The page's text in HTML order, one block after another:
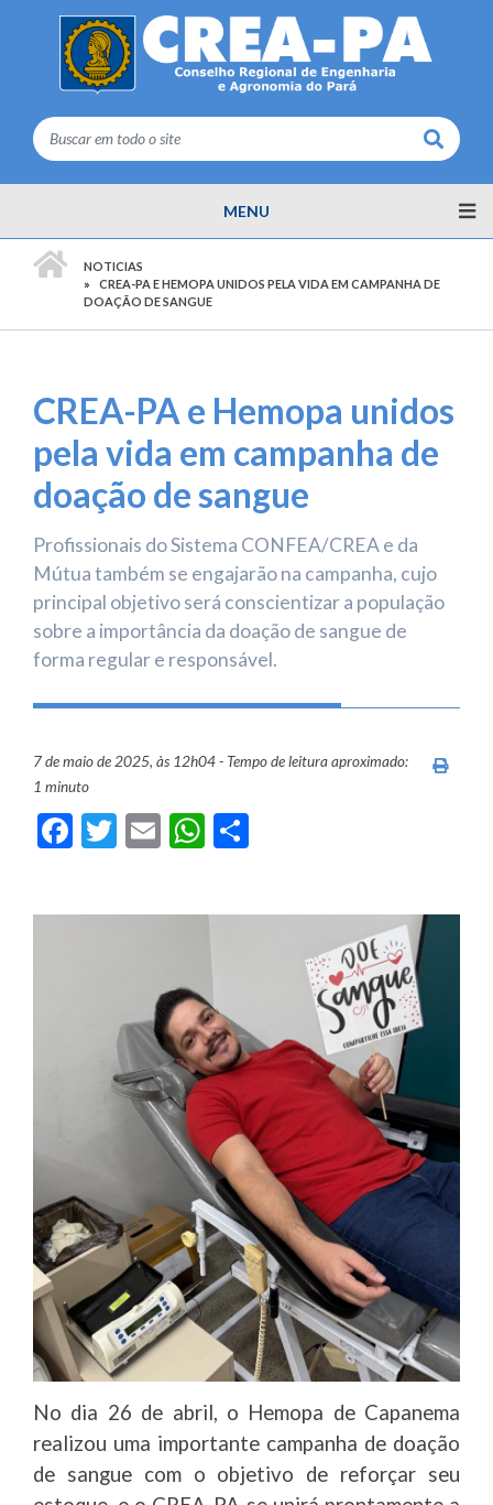
Buscar
MENU
NOTICIAS
CREA-PA E HEMOPA UNIDOS PELA VIDA EM CAMPANHA DE
DOAÇÃO DE SANGUE
CREA-PA e Hemopa unidos
pela vida em campanha de
doação de sangue
Profissionais do Sistema CONFEA/CREA e da
Mútua também se engajarão na campanha, cujo
principal objetivo será conscientizar a população
sobre a importância da doação de sangue de
forma regular e responsável.
7 de maio de 2025, às 12h04 - Tempo de leitura aproximado:
1 minuto
Facebook
Twitter
EmailWhatsApp
No dia 26 de abril, o Hemopa de Capanema
realizou uma importante campanha de doação
de sangue com o objetivo de reforçar seu